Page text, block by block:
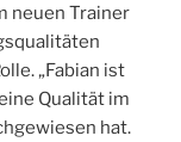
neuen Trainer
„Fabian ist
Qualität im
hat.